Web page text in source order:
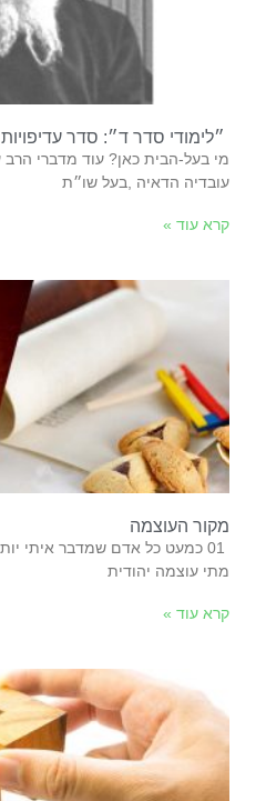
״לימודי סדר ד״: סדר עדיפויות
‬עובדיה‭ ‬הדאיה‭, ‬בעל‭ ‬שו״ת‭
קרא עוד »
מקור העוצמה
‬מתי‭ ‬עוצמה‭ ‬יהודית‭
קרא עוד »